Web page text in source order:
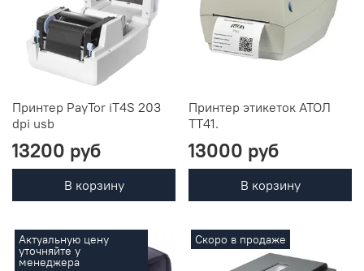
Принтер PayTor iT4S 203
dpi usb
13200 руб
В корзину
Принтер этикеток АТОЛ
TT41.
13000 руб
В корзину
Актуальную цену
уточняйте у
менеджера
Скоро в продаже